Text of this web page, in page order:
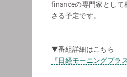
financeの専門家として
さる予定です。
▼番組詳細はこちら
『日経モーニングプラ